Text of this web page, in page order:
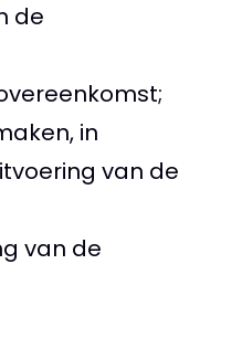
de
in
van de
van de